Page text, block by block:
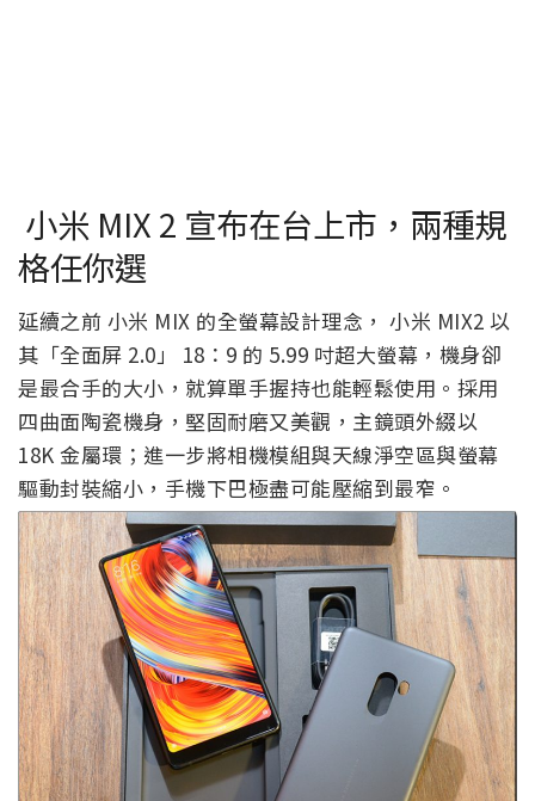
小米 MIX 2 宣布在台上市，兩種規
格任你選
延續之前 小米 MIX 的全螢幕設計理念， 小米 MIX2 以
其「全面屏 2.0」 18：9 的 5.99 吋超大螢幕，機身卻
是最合手的大小，就算單手握持也能輕鬆使用。採用
四曲面陶瓷機身，堅固耐磨又美觀，主鏡頭外綴以
18K 金屬環；進一步將相機模組與天線淨空區與螢幕
驅動封裝縮小，手機下巴極盡可能壓縮到最窄。